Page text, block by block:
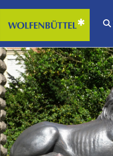
Zum Hauptinhalt springen